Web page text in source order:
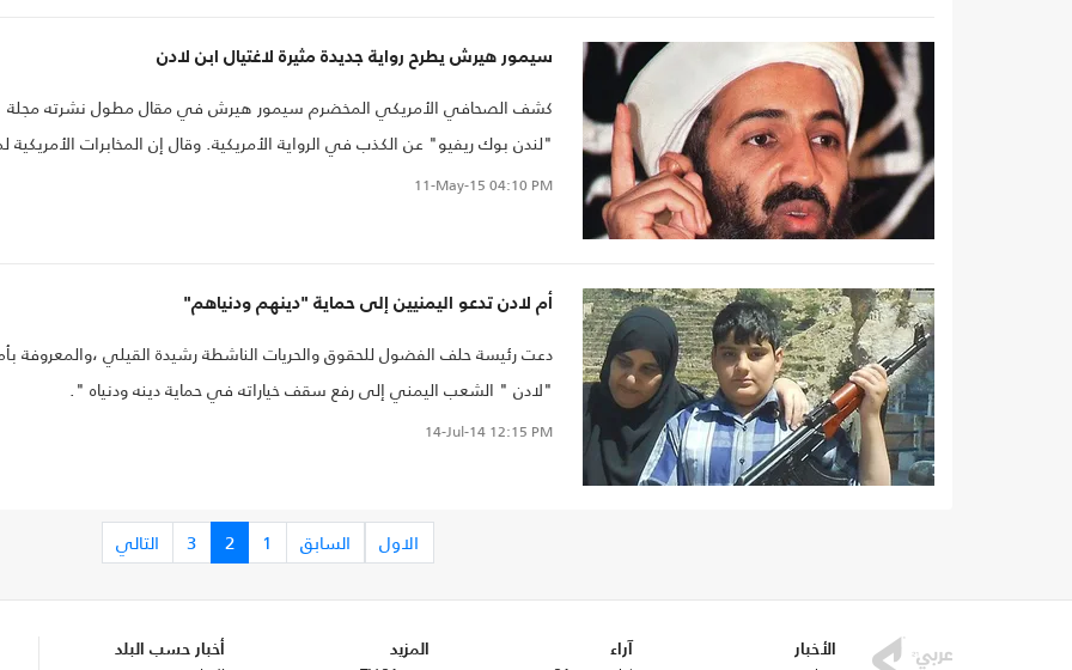
سيمور هيرش يطرح رواية جديدة مثيرة لاغتيال ابن لادن
كشف الصحافي الأمريكي المخضرم سيمور هيرش في مقال مطول نشرته مجلة
"لندن بوك ريفيو" عن الكذب في الرواية الأمريكية. وقال إن المخابرات الأمريكية
تعثر على مرسال زعيم تنظيم القاعدة أسامة بن لادن، الذي قتل في أيار/ مايو
11-May-15 04:10 PM
أم لادن تدعو اليمنيين إلى حماية "دينهم ودنياهم"
دعت رئيسة حلف الفضول للحقوق والحريات الناشطة رشيدة القيلي ،والمعروفة
"لادن " الشعب اليمني إلى رفع سقف خياراته في حماية دينه ودنياه ".
14-Jul-14 12:15 PM
الاول السابق 1
2
3 التالي
الأخبار آراء المزيد أخبار حسب البلد